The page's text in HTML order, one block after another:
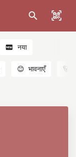
नया
😊 भावनाएँ 🐻